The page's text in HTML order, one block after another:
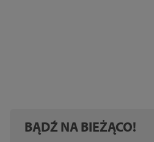
BĄDŹ NA BIEŻĄCO!